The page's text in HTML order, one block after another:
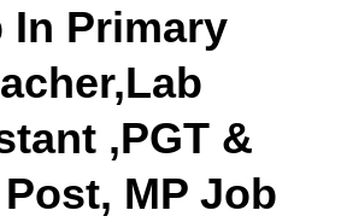
In Primary
,PGT &
MP Job